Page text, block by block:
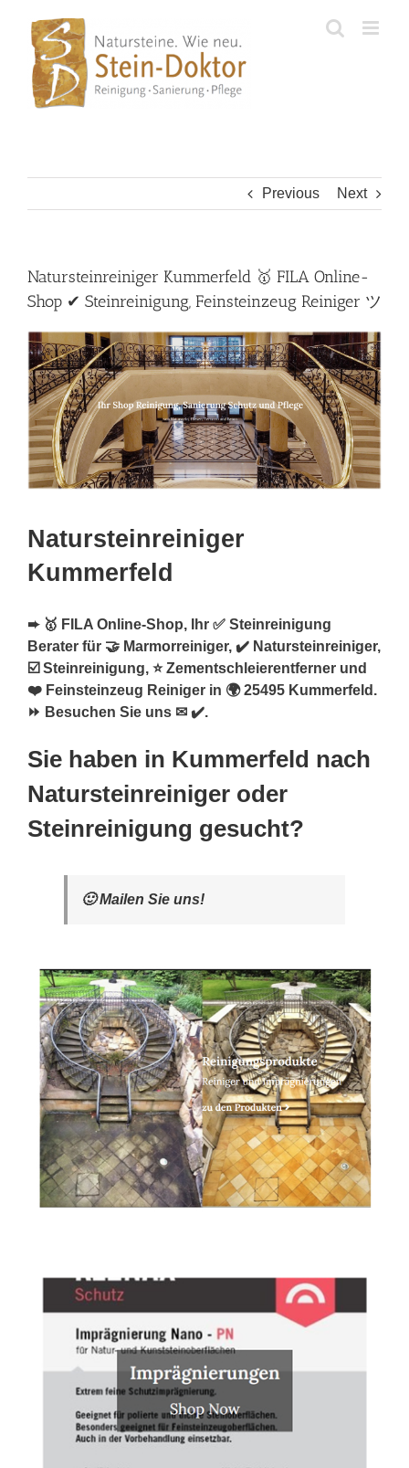
content
Previous Next
Natursteinreiniger Kummerfeld 🥇 FILA Online-
Shop ✔ Steinreinigung, Feinsteinzeug Reiniger ツ
Natursteinreiniger
Kummerfeld
➨ 🥇 FILA Online-Shop, Ihr ✅ Steinreinigung
Berater für 🤝 Marmorreiniger, ✔️ Natursteinreiniger,
☑️ Steinreinigung, ⭐ Zementschleierentferner und
❤️ Feinsteinzeug Reiniger in 🌍 25495 Kummerfeld.
⏩ Besuchen Sie uns ✉ ✔️.
Sie haben in Kummerfeld nach
Natursteinreiniger oder
Steinreinigung gesucht?
🙂 Mailen Sie uns!